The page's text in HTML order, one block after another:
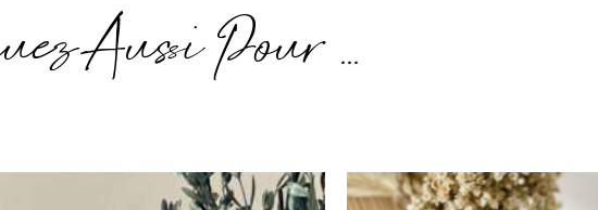
Aussi Pour ...